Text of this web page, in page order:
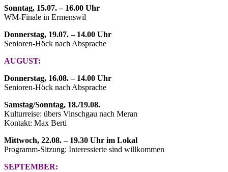
Sonntag, 15.07. – 16.00 Uhr
WM-Finale in Ermenswil
Donnerstag, 19.07. – 14.00 Uhr
Senioren-Höck nach Absprache
AUGUST:
Donnerstag, 16.08. – 14.00 Uhr
Senioren-Höck nach Absprache
Samstag/Sonntag, 18./19.08.
Kulturreise: übers Vinschgau nach Meran
Kontakt: Max Berti
Mittwoch, 22.08. – 19.30 Uhr im Lokal
Programm-Sitzung: Interessierte sind willkommen
SEPTEMBER: